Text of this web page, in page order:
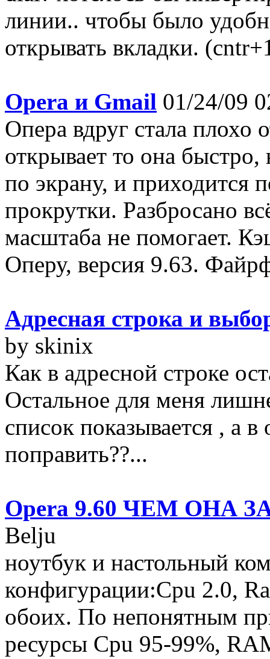
линии.. чтобы было
открывать вкладки.
Opera и Gmail 01/24/09
Опера вдруг стала
открывает то она
по экрану, и приходится
прокрутки. Разбросано
масштаба не помогает.
Оперу, версия 9.63.
Адресная строка и
by skinix
Как в адресной строке
Остальное для меня
список показывается , а
поправить??...
Opera 9.60 ЧЕМ ОНА
Belju
ноутбук и настольный
конфигурации:Cpu 2.0,
обоих. По непонятным
ресурсы Cpu 95-99%,